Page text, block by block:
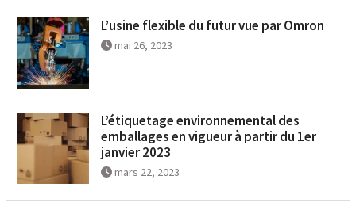
L’usine flexible du futur vue par Omron
mai 26, 2023
L’étiquetage environnemental des
emballages en vigueur à partir du 1er
janvier 2023
mars 22, 2023